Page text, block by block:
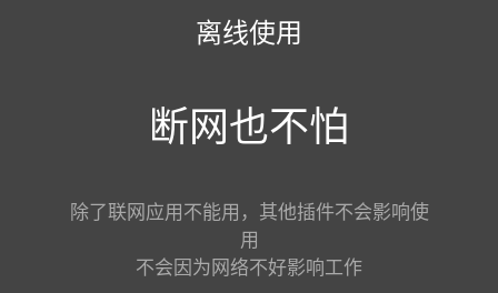
离线使用
断网也不怕
除了联网应用不能用，其他插件不会影响使
用
不会因为网络不好影响工作